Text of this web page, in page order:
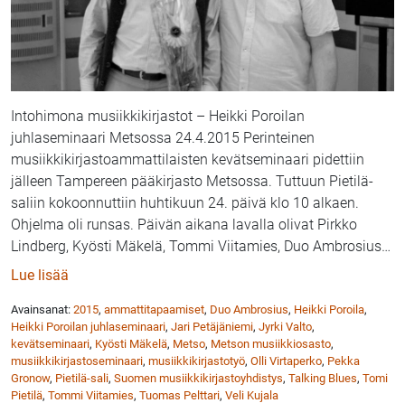
Intohimona musiikkikirjastot – Heikki Poroilan
juhlaseminaari Metsossa 24.4.2015 Perinteinen
musiikkikirjastoammattilaisten kevätseminaari pidettiin
jälleen Tampereen pääkirjasto Metsossa. Tuttuun Pietilä-
saliin kokoonnuttiin huhtikuun 24. päivä klo 10 alkaen.
Ohjelma oli runsas. Päivän aikana lavalla olivat Pirkko
Lindberg, Kyösti Mäkelä, Tommi Viitamies, Duo Ambrosius …
Lue lisää
Avainsanat: 2015, ammattitapaamiset, Duo Ambrosius, Heikki Poroila,
Heikki Poroilan juhlaseminaari, Jari Petäjäniemi, Jyrki Valto,
kevätseminaari, Kyösti Mäkelä, Metso, Metson musiikkiosasto,
musiikkikirjastoseminaari, musiikkikirjastotyö, Olli Virtaperko, Pekka
Gronow, Pietilä-sali, Suomen musiikkikirjastoyhdistys, Talking Blues, Tomi
Pietilä, Tommi Viitamies, Tuomas Pelttari, Veli Kujala